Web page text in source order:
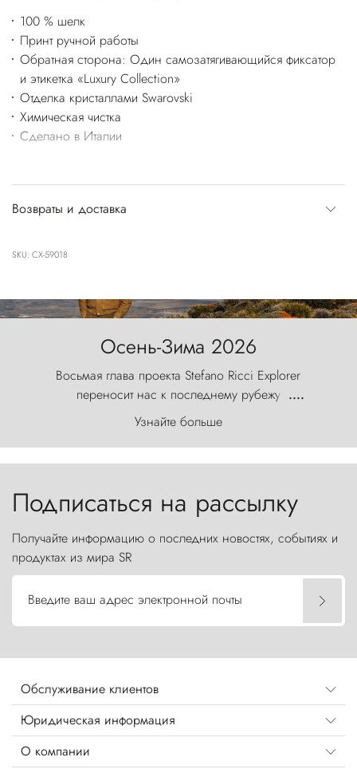
100 % шелк
Принт ручной работы
Обратная сторона: Один самозатягивающийся фиксатор
и этикетка «Luxury Collection»
Отделка кристаллами Swarovski
Химическая чистка
Сделано в Италии
Возвраты и доставка
SKU: CX-59018
Осень-Зима 2026
Восьмая глава проекта Stefano Ricci Explorer
переносит нас к последнему рубежу
первозданного мира, где ветер с
первобытной яростью ваяет ландшафт, а пики
Торрес-дель-Пайне, словно каменные стражи,
....
Узнайте больше
Подписаться на рассылку
Получайте информацию о последних новостях, событиях и
продуктах из мира SR
Введите ваш адрес электронной почты
Обслуживание клиентов
Юридическая информация
О компании